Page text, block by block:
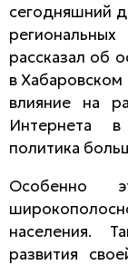
сегодняшний
рассказал об
в
влияние на
Интернета
политика
Особенно
населения.
развития